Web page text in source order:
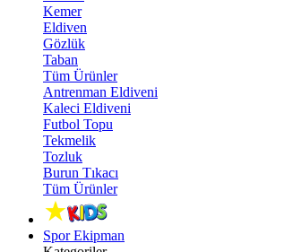
Kemer
Eldiven
Gözlük
Taban
Tüm Ürünler
Antrenman Eldiveni
Kaleci Eldiveni
Futbol Topu
Tekmelik
Tozluk
Burun Tıkacı
Tüm Ürünler
Spor Ekipman